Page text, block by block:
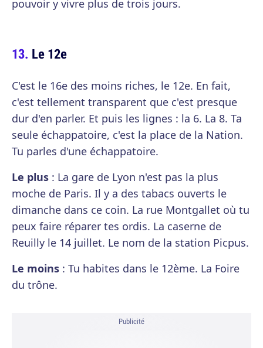
pouvoir y vivre plus de trois jours.
Le 12e
C'est le 16e des moins riches, le 12e. En fait,
c'est tellement transparent que c'est presque
dur d'en parler. Et puis les lignes : la 6. La 8. Ta
seule échappatoire, c'est la place de la Nation.
Tu parles d'une échappatoire.
Le plus : La gare de Lyon n'est pas la plus
moche de Paris. Il y a des tabacs ouverts le
dimanche dans ce coin. La rue Montgallet où tu
peux faire réparer tes ordis. La caserne de
Reuilly le 14 juillet. Le nom de la station Picpus.
Le moins : Tu habites dans le 12ème. La Foire
du trône.
Publicité